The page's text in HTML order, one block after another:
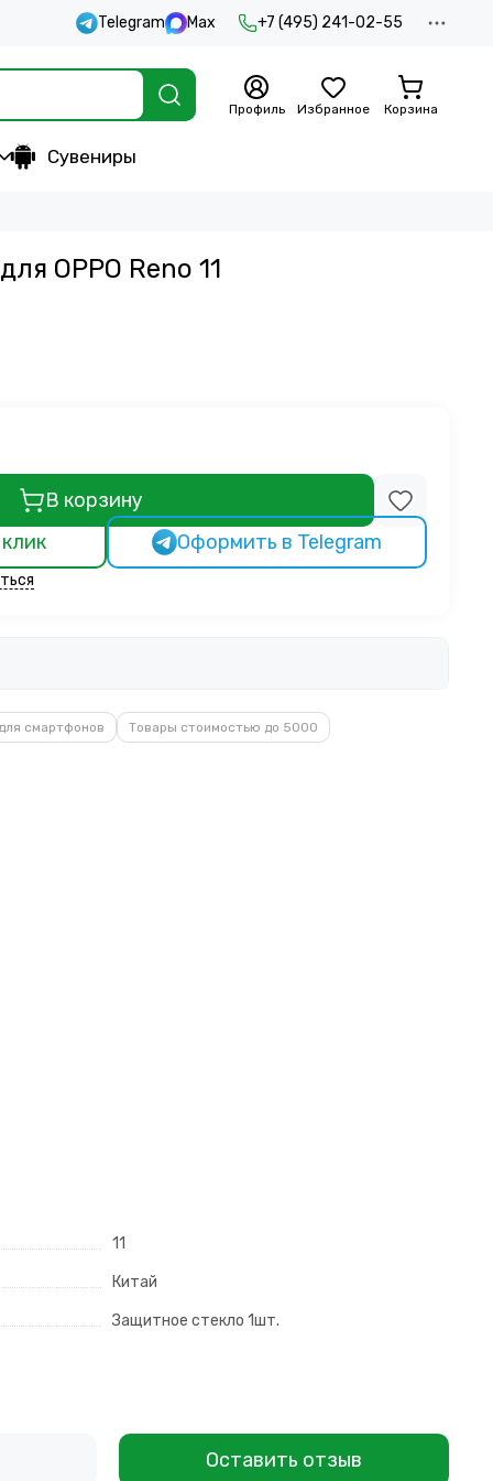
Telegram Max +7 (495) 241-02-55
Профиль Избранное Корзина
Сувениры
OPPO Reno 11
В корзину
Оформить в Telegram
смартфонов
Товары стоимостью до 5000
11
Китай
Защитное стекло 1шт.
Оставить отзыв